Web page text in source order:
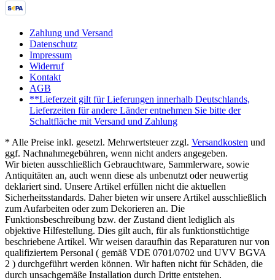
Zahlung und Versand
Datenschutz
Impressum
Widerruf
Kontakt
AGB
**Lieferzeit gilt für Lieferungen innerhalb Deutschlands,
Lieferzeiten für andere Länder entnehmen Sie bitte der
Schaltfläche mit Versand und Zahlung
* Alle Preise inkl. gesetzl. Mehrwertsteuer zzgl. Versandkosten und
ggf. Nachnahmegebühren, wenn nicht anders angegeben.
Wir bieten ausschließlich Gebrauchtware, Sammlerware, sowie
Antiquitäten an, auch wenn diese als unbenutzt oder neuwertig
deklariert sind. Unsere Artikel erfüllen nicht die aktuellen
Sicherheitsstandards. Daher bieten wir unsere Artikel ausschließlich
zum Aufarbeiten oder zum Dekorieren an. Die
Funktionsbeschreibung bzw. der Zustand dient lediglich als
objektive Hilfestellung. Dies gilt auch, für als funktionstüchtige
beschriebene Artikel. Wir weisen daraufhin das Reparaturen nur von
qualifiziertem Personal ( gemäß VDE 0701/0702 und UVV BGVA
2 ) durchgeführt werden können. Wir haften nicht für Schäden, die
durch unsachgemäße Installation durch Dritte entstehen.